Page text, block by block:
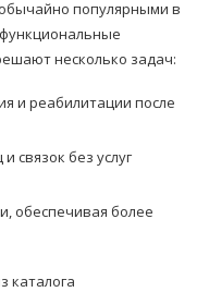
популярными в
несколько задач:
и реабилитации после
связок без услуг
обеспечивая более
каталога